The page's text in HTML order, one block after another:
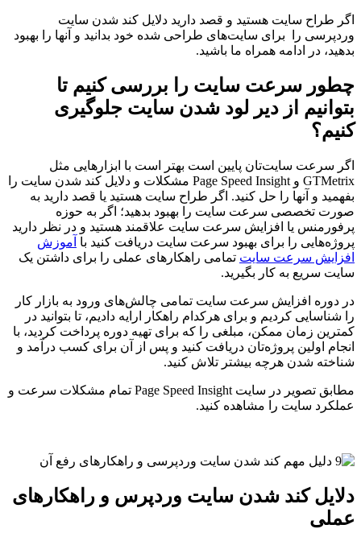
اگر طراح سایت هستید و قصد دارید دلایل کند شدن سایت
وردپرسی را برای سایت‌های طراحی شده خود بدانید و آنها را بهبود
بدهید، در ادامه همراه ما باشید.
چطور سرعت سایت را بررسی کنیم تا
بتوانیم از دیر لود شدن سایت جلوگیری
کنیم؟
اگر سرعت سایت‌تان پایین است بهتر است با ابزارهایی مثل
GTMetrix و Page Speed Insight مشکلات و دلایل کند شدن سایت را
بفهمید و آنها را حل کنید. اگر طراح سایت هستید یا قصد دارید به
صورت تخصصی سرعت سایت را بهبود بدهید؛ اگر به حوزه
پرفورمنس یا افزایش سرعت سایت علاقمند هستید و در نظر دارید
پروژه‌هایی را برای بهبود سرعت سایت دریافت کنید با آموزش
افزایش سرعت سایت تمامی راهکارهای عملی را برای داشتن یک
سایت سریع به کار بگیرید.
در دوره افزایش سرعت سایت تمامی چالش‌های ورود به بازار کار
را شناسایی کردیم و برای هرکدام راهکار ارایه دادیم، تا بتوانید در
کمترین زمان ممکن، مبلغی را که برای تهیه دوره پرداخت کردید، با
انجام اولین پروژه‌تان دریافت کنید و پس از آن برای کسب درآمد و
شناخته شدن هرچه بیشتر تلاش کنید.
مطابق تصویر در سایت Page Speed Insight تمام مشکلات سرعت و
عملکرد سایت را مشاهده کنید.
دلایل کند شدن سایت وردپرس و راهکارهای
عملی